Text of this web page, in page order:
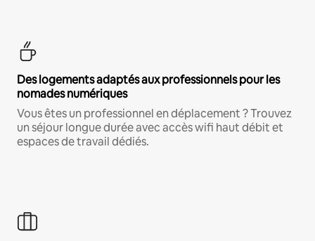
Des logements adaptés aux professionnels pour les
nomades numériques
Vous êtes un professionnel en déplacement ? Trouvez
un séjour longue durée avec accès wifi haut débit et
espaces de travail dédiés.